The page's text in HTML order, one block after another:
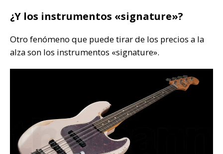
¿Y los instrumentos «signature»?
Otro fenómeno que puede tirar de los precios a la
alza son los instrumentos «signature».